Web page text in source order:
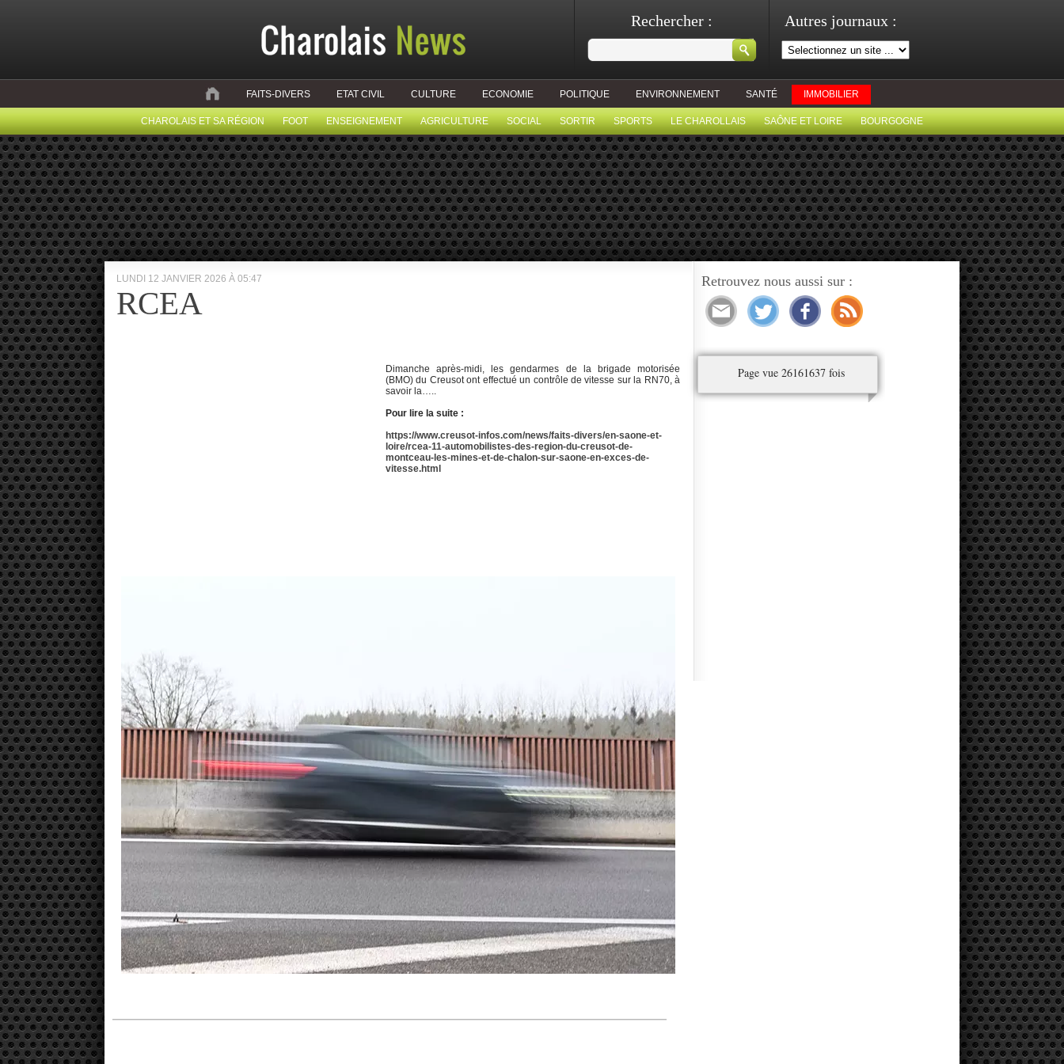
Autres journaux :
Rechercher :
FAITS-DIVERS ETAT CIVIL CULTURE ECONOMIE POLITIQUE ENVIRONNEMENT SANTÉ IMMOBILIER
CHAROLAIS ET SA RÉGION FOOT ENSEIGNEMENT AGRICULTURE SOCIAL SORTIR SPORTS LE CHAROLLAIS SAÔNE ET LOIRE BOURGOGNE
LUNDI 12 JANVIER 2026 À 05:47
RCEA
Dimanche après-midi, les gendarmes de la brigade motorisée
(BMO) du Creusot ont effectué un contrôle de vitesse sur la RN70, à
savoir la…..
Pour lire la suite :
https://www.creusot-infos.com/news/faits-divers/en-saone-et-
loire/rcea-11-automobilistes-des-region-du-creusot-de-
montceau-les-mines-et-de-chalon-sur-saone-en-exces-de-
vitesse.html
Retrouvez nous aussi sur :
Page vue 26161637 fois